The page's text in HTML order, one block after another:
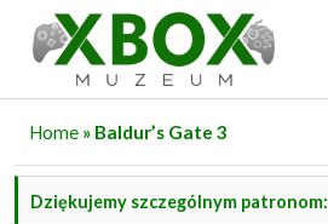
Home » Baldur’s Gate 3
Dziękujemy szczególnym patronom: